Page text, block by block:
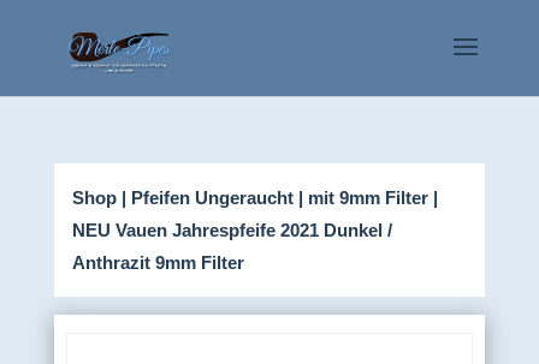
Shop| Pfeifen Ungeraucht| mit 9mm Filter|
NEU Vauen Jahrespfeife 2021 Dunkel /
Anthrazit 9mm Filter